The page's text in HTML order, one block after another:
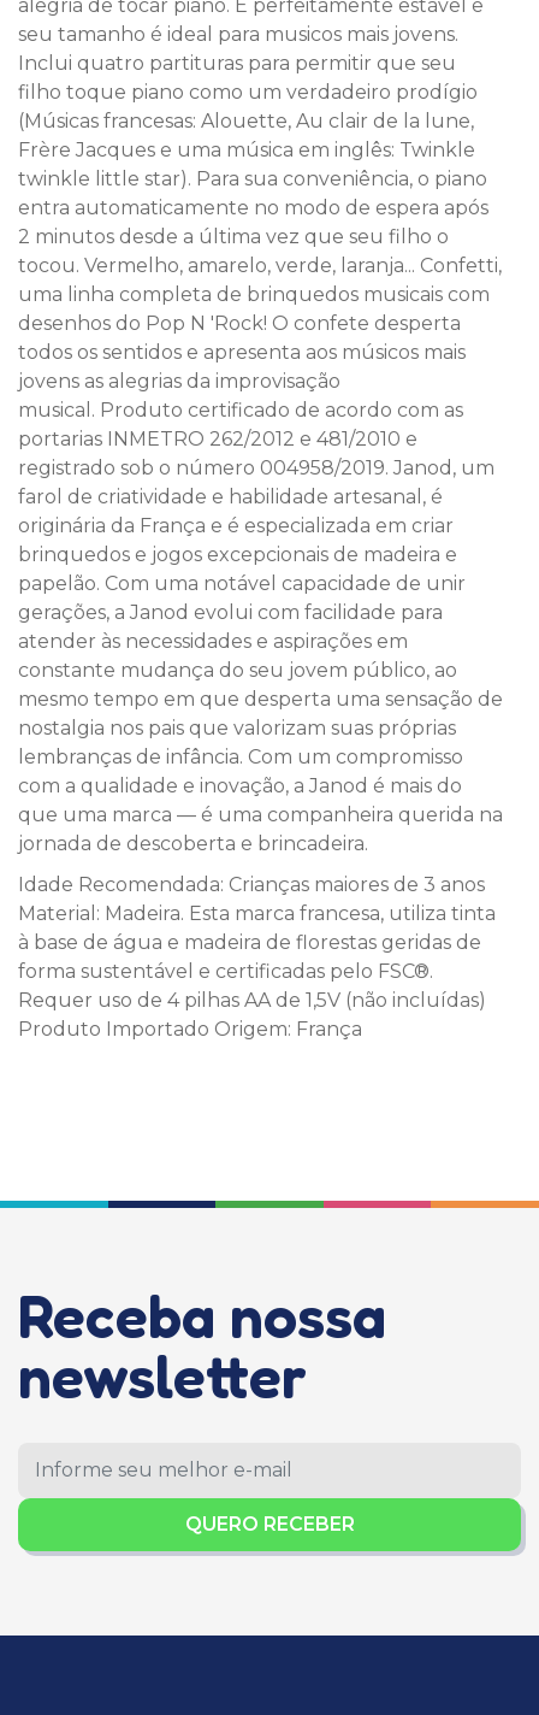
alegria de tocar piano. É perfeitamente estável e
seu tamanho é ideal para musicos mais jovens.
Inclui quatro partituras para permitir que seu
filho toque piano como um verdadeiro prodígio
(Músicas francesas: Alouette, Au clair de la lune,
Frère Jacques e uma música em inglês: Twinkle
twinkle little star). Para sua conveniência, o piano
entra automaticamente no modo de espera após
2 minutos desde a última vez que seu filho o
tocou. Vermelho, amarelo, verde, laranja... Confetti,
uma linha completa de brinquedos musicais com
desenhos do Pop N 'Rock! O confete desperta
todos os sentidos e apresenta aos músicos mais
jovens as alegrias da improvisação
musical. Produto certificado de acordo com as
portarias INMETRO 262/2012 e 481/2010 e
registrado sob o número 004958/2019. Janod, um
farol de criatividade e habilidade artesanal, é
originária da França e é especializada em criar
brinquedos e jogos excepcionais de madeira e
papelão. Com uma notável capacidade de unir
gerações, a Janod evolui com facilidade para
atender às necessidades e aspirações em
constante mudança do seu jovem público, ao
mesmo tempo em que desperta uma sensação de
nostalgia nos pais que valorizam suas próprias
lembranças de infância. Com um compromisso
com a qualidade e inovação, a Janod é mais do
que uma marca — é uma companheira querida na
jornada de descoberta e brincadeira.
Idade Recomendada: Crianças maiores de 3 anos
Material: Madeira. Esta marca francesa, utiliza tinta
à base de água e madeira de florestas geridas de
forma sustentável e certificadas pelo FSC®.
Requer uso de 4 pilhas AA de 1,5V (não incluídas)
Produto Importado Origem: França
Receba nossa
newsletter
QUERO RECEBER